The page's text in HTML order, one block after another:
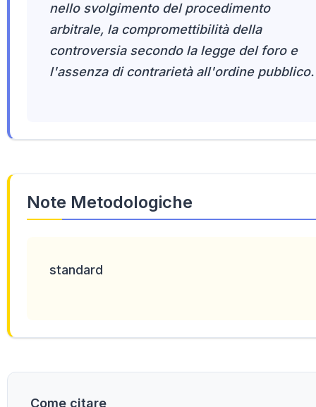
nello svolgimento del procedimento
arbitrale, la compromettibilità della
controversia secondo la legge del foro e
l'assenza di contrarietà all'ordine pubblico.
Note Metodologiche
standard
Come citare